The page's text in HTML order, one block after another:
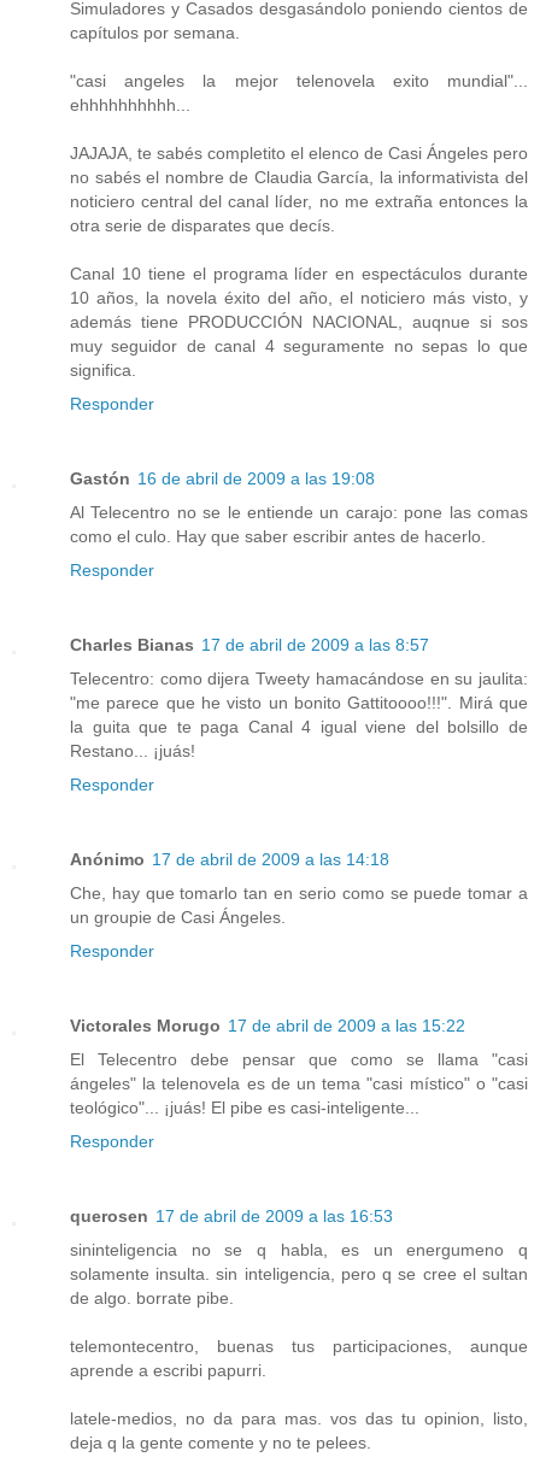
Simuladores y Casados desgasándolo poniendo cientos de
capítulos por semana.
"casi angeles la mejor telenovela exito mundial"...
ehhhhhhhhhh...
JAJAJA, te sabés completito el elenco de Casi Ángeles pero
no sabés el nombre de Claudia García, la informativista del
noticiero central del canal líder, no me extraña entonces la
otra serie de disparates que decís.
Canal 10 tiene el programa líder en espectáculos durante
10 años, la novela éxito del año, el noticiero más visto, y
además tiene PRODUCCIÓN NACIONAL, auqnue si sos
muy seguidor de canal 4 seguramente no sepas lo que
significa.
Responder
Gastón 16 de abril de 2009 a las 19:08
Al Telecentro no se le entiende un carajo: pone las comas
como el culo. Hay que saber escribir antes de hacerlo.
Responder
Charles Bianas 17 de abril de 2009 a las 8:57
Telecentro: como dijera Tweety hamacándose en su jaulita:
"me parece que he visto un bonito Gattitoooo!!!". Mirá que
la guita que te paga Canal 4 igual viene del bolsillo de
Restano... ¡juás!
Responder
Anónimo 17 de abril de 2009 a las 14:18
Che, hay que tomarlo tan en serio como se puede tomar a
un groupie de Casi Ángeles.
Responder
Victorales Morugo 17 de abril de 2009 a las 15:22
El Telecentro debe pensar que como se llama "casi
ángeles" la telenovela es de un tema "casi místico" o "casi
teológico"... ¡juás! El pibe es casi-inteligente...
Responder
querosen 17 de abril de 2009 a las 16:53
sininteligencia no se q habla, es un energumeno q
solamente insulta. sin inteligencia, pero q se cree el sultan
de algo. borrate pibe.
telemontecentro, buenas tus participaciones, aunque
aprende a escribi papurri.
latele-medios, no da para mas. vos das tu opinion, listo,
deja q la gente comente y no te pelees.